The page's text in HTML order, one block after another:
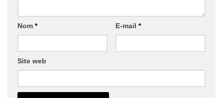
Nom * E-mail *
Site web